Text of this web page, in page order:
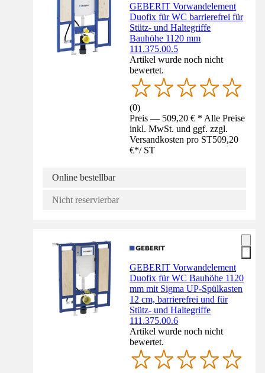
GEBERIT Vorwandelement
Duofix für WC barrierefrei für
Stütz- und Haltegriffe
Bauhöhe 1120 mm
111.375.00.5
Artikel wurde noch nicht
bewertet.
(0)
Preis — 509,20 € * Alle Preise
inkl. MwSt. und ggf. zzgl.
Versandkosten pro ST509,20
€*/ ST
Online bestellbar
Nicht reservierbar
GEBERIT Vorwandelement
Duofix für WC Bauhöhe 1120
mm mit Sigma UP-Spülkasten
12 cm, barrierefrei und für
Stütz- und Haltegriffe
111.375.00.6
Artikel wurde noch nicht
bewertet.